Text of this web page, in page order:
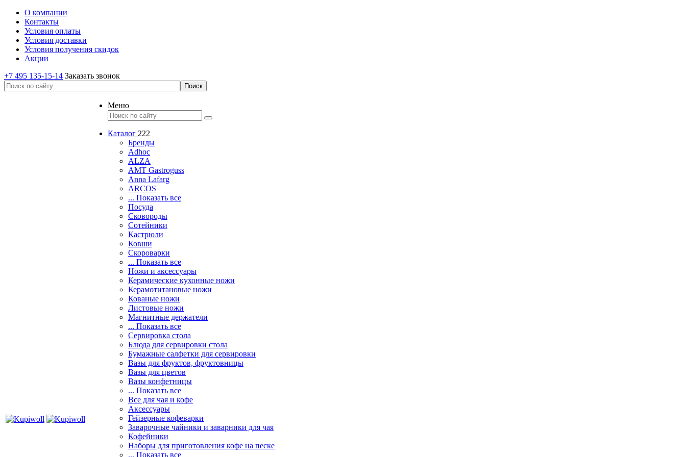
О компании
Контакты
Условия оплаты
Условия доставки
Условия получения скидок
Акции
+7 495 135-15-14 Заказать звонок
Меню
Каталог 222
Бренды
Adhoc
ALZA
AMT Gastroguss
Anna Lafarg
ARCOS
... Показать все
Посуда
Сковороды
Сотейники
Кастрюли
Ковши
Скороварки
... Показать все
Ножи и аксессуары
Керамические кухонные ножи
Керамотитановые ножи
Кованые ножи
Листовые ножи
Магнитные держатели
... Показать все
Сервировка стола
Блюда для сервировки стола
Бумажные салфетки для сервировки
Вазы для фруктов, фруктовницы
Вазы для цветов
Вазы конфетницы
... Показать все
Все для чая и кофе
Аксессуары
Гейзерные кофеварки
Заварочные чайники и заварники для чая
Кофейники
Наборы для приготовления кофе на песке
... Показать все